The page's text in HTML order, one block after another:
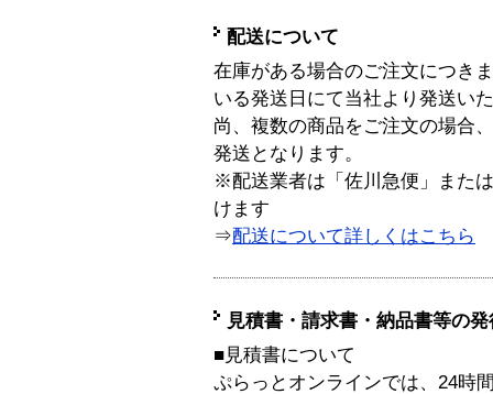
配送について
在庫がある場合のご注文につき
いる発送日にて当社より発送い
尚、複数の商品をご注文の場合
発送となります。
※配送業者は「佐川急便」また
けます
⇒配送について詳しくはこちら
見積書・請求書・納品書等の
■見積書について
ぷらっとオンラインでは、24時